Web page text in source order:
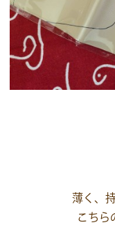
薄く、
こちら